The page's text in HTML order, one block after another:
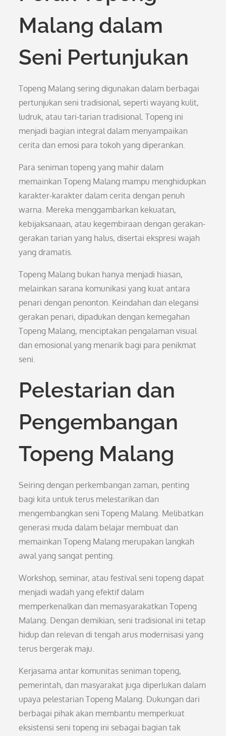
Malang dalam
Seni Pertunjukan
Topeng Malang sering digunakan dalam berbagai
pertunjukan seni tradisional, seperti wayang kulit,
ludruk, atau tari-tarian tradisional. Topeng ini
menjadi bagian integral dalam menyampaikan
cerita dan emosi para tokoh yang diperankan.
Para seniman topeng yang mahir dalam
memainkan Topeng Malang mampu menghidupkan
karakter-karakter dalam cerita dengan penuh
warna. Mereka menggambarkan kekuatan,
kebijaksanaan, atau kegembiraan dengan gerakan-
gerakan tarian yang halus, disertai ekspresi wajah
yang dramatis.
Topeng Malang bukan hanya menjadi hiasan,
melainkan sarana komunikasi yang kuat antara
penari dengan penonton. Keindahan dan elegansi
gerakan penari, dipadukan dengan kemegahan
Topeng Malang, menciptakan pengalaman visual
dan emosional yang menarik bagi para penikmat
seni.
Pelestarian dan
Pengembangan
Topeng Malang
Seiring dengan perkembangan zaman, penting
bagi kita untuk terus melestarikan dan
mengembangkan seni Topeng Malang. Melibatkan
generasi muda dalam belajar membuat dan
memainkan Topeng Malang merupakan langkah
awal yang sangat penting.
Workshop, seminar, atau festival seni topeng dapat
menjadi wadah yang efektif dalam
memperkenalkan dan memasyarakatkan Topeng
Malang. Dengan demikian, seni tradisional ini tetap
hidup dan relevan di tengah arus modernisasi yang
terus bergerak maju.
Kerjasama antar komunitas seniman topeng,
pemerintah, dan masyarakat juga diperlukan dalam
upaya pelestarian Topeng Malang. Dukungan dari
berbagai pihak akan membantu memperkuat
eksistensi seni topeng ini sebagai bagian tak